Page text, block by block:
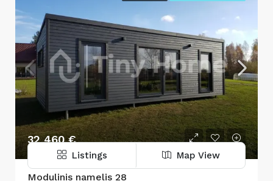
32 460 €
Modulinis namelis 28
Listings Map View